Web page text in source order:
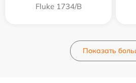
Fluke 1734/B
Показать